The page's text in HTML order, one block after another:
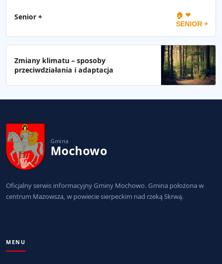
Senior + 🏠 ❤
SENIOR +
Zmiany klimatu – sposoby
przeciwdziałania i adaptacja
Gmina
Mochowo
Oficjalny serwis informacyjny Gminy Mochowo. Gmina położona w
centrum Mazowsza, w powiecie sierpeckim nad rzeką Skrwą.
MENU